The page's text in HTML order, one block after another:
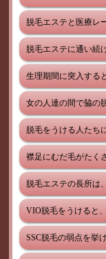
脱毛エステと医療レ
脱毛エステに通い続
生理期間に突入する
女の人達の間で脇の
脱毛をうける人たち
襟足にむだ毛がたく
脱毛エステの長所は
VIO脱毛をうけると
SSC脱毛の弱点を挙